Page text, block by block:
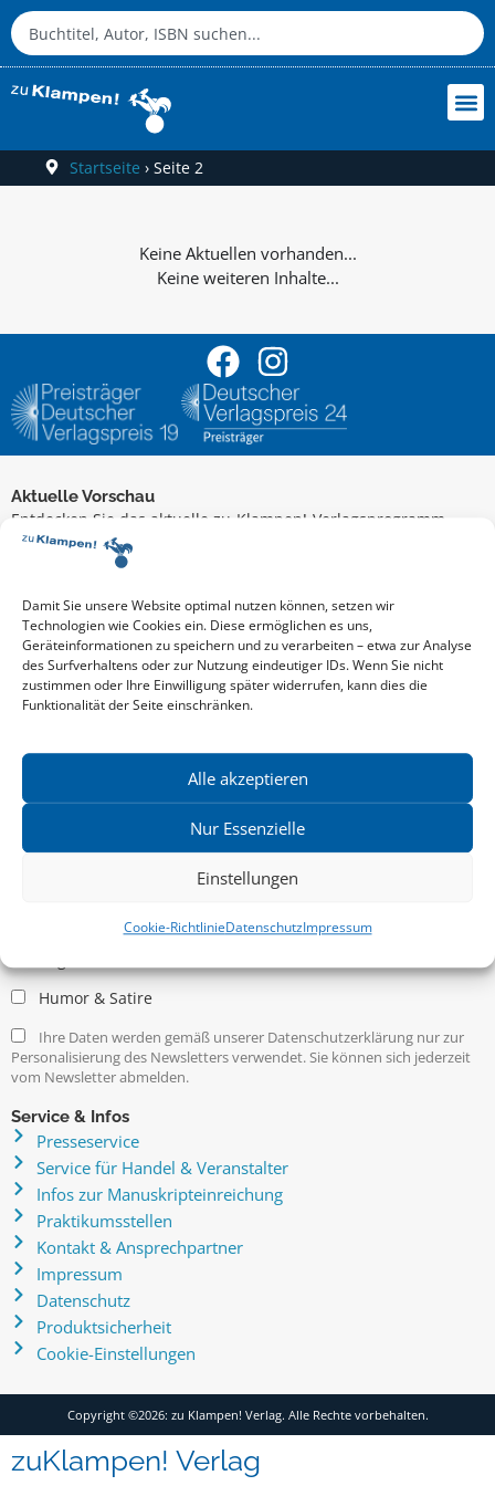
Damit Sie unsere Website optimal nutzen können, setzen wir
Technologien wie Cookies ein. Diese ermöglichen es uns,
Geräteinformationen zu speichern und zu verarbeiten – etwa zur Analyse
des Surfverhaltens oder zur Nutzung eindeutiger IDs. Wenn Sie nicht
zustimmen oder Ihre Einwilligung später widerrufen, kann dies die
Funktionalität der Seite einschränken.
Alle akzeptieren
Nur Essenzielle
Einstellungen
Cookie-RichtlinieDatenschutzImpressum
Startseite › Seite 2
Keine weiteren Inhalte...
Aktuelle Vorschau
Entdecken Sie das aktuelle zu-Klampen!-Verlagsprogramm.
Hier finden Sie die Verlagsvorschau – einfach direkt online
reinlesen oder herunterladen.
Mehr aktuelle Vorschauen ansehen
Newsletter
News zu aktuellen Neuheiten und Nachrichten im zu Klampen!
Verlag – jederzeit wieder abbestellbar.
Kritische Theorie / Philosophie
Belletristik & Biografien
Humor & Satire
Ihre Daten werden gemäß unserer Datenschutzerklärung nur zur
Personalisierung des Newsletters verwendet. Sie können sich jederzeit
vom Newsletter abmelden.
Service & Infos
Presseservice
Service für Handel & Veranstalter
Infos zur Manuskripteinreichung
Praktikumsstellen
Kontakt & Ansprechpartner
Impressum
Datenschutz
Produktsicherheit
Cookie-Einstellungen
Copyright ©2026: zu Klampen! Verlag. Alle Rechte vorbehalten.
zuKlampen! Verlag